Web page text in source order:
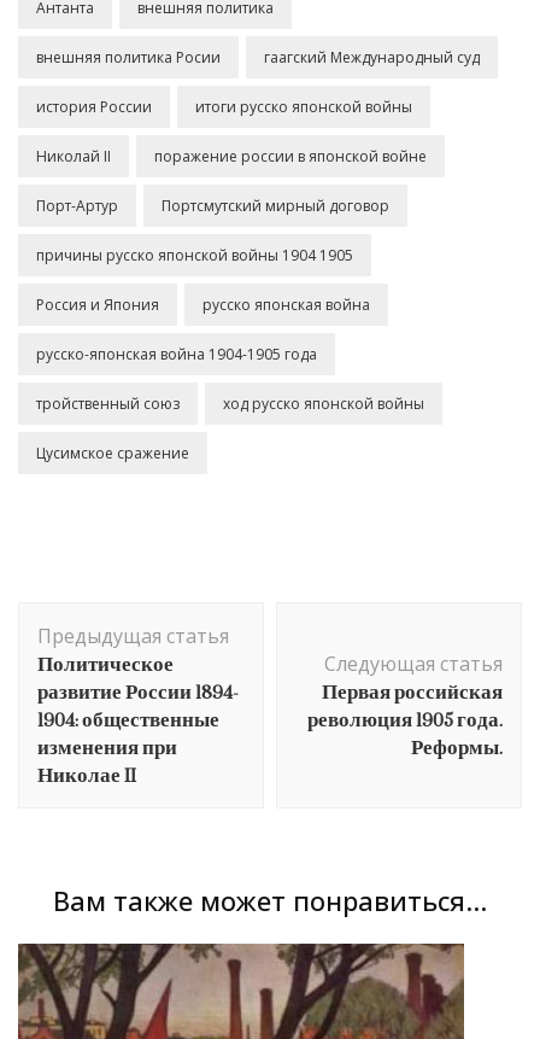
Антанта внешняя политика
внешняя политика Росии гаагский Международный суд
история России итоги русско японской войны
Николай II поражение россии в японской войне
Порт-Артур Портсмутский мирный договор
причины русско японской войны 1904 1905
Россия и Япония русско японская война
русско-японская война 1904-1905 года
тройственный союз ход русско японской войны
Цусимское сражение
по
записям
Предыдущая статья
Политическое
развитие России 1894-
1904: общественные
изменения при
Николае II
Следующая статья
Первая российская
революция 1905 года.
Реформы.
Вам также может понравиться...